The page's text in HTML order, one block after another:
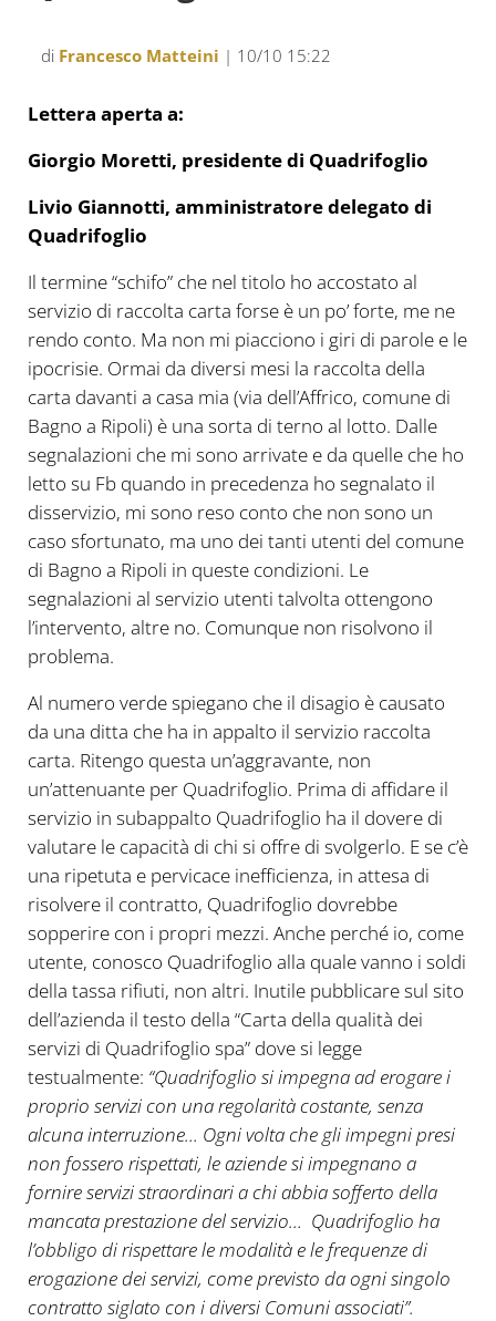
di Francesco Matteini | 10/10 15:22
Lettera aperta a:
Giorgio Moretti, presidente di Quadrifoglio
Livio Giannotti, amministratore delegato di
Quadrifoglio
Il termine “schifo” che nel titolo ho accostato al
servizio di raccolta carta forse è un po’ forte, me ne
rendo conto. Ma non mi piacciono i giri di parole e le
ipocrisie. Ormai da diversi mesi la raccolta della
carta davanti a casa mia (via dell’Affrico, comune di
Bagno a Ripoli) è una sorta di terno al lotto. Dalle
segnalazioni che mi sono arrivate e da quelle che ho
letto su Fb quando in precedenza ho segnalato il
disservizio, mi sono reso conto che non sono un
caso sfortunato, ma uno dei tanti utenti del comune
di Bagno a Ripoli in queste condizioni. Le
segnalazioni al servizio utenti talvolta ottengono
l’intervento, altre no. Comunque non risolvono il
problema.
Al numero verde spiegano che il disagio è causato
da una ditta che ha in appalto il servizio raccolta
carta. Ritengo questa un’aggravante, non
un’attenuante per Quadrifoglio. Prima di affidare il
servizio in subappalto Quadrifoglio ha il dovere di
valutare le capacità di chi si offre di svolgerlo. E se c’è
una ripetuta e pervicace inefficienza, in attesa di
risolvere il contratto, Quadrifoglio dovrebbe
sopperire con i propri mezzi. Anche perché io, come
utente, conosco Quadrifoglio alla quale vanno i soldi
della tassa rifiuti, non altri. Inutile pubblicare sul sito
dell’azienda il testo della “Carta della qualità dei
servizi di Quadrifoglio spa” dove si legge
testualmente: “Quadrifoglio si impegna ad erogare i
proprio servizi con una regolarità costante, senza
alcuna interruzione… Ogni volta che gli impegni presi
non fossero rispettati, le aziende si impegnano a
fornire servizi straordinari a chi abbia sofferto della
mancata prestazione del servizio… Quadrifoglio ha
l’obbligo di rispettare le modalità e le frequenze di
erogazione dei servizi, come previsto da ogni singolo
contratto siglato con i diversi Comuni associati”.